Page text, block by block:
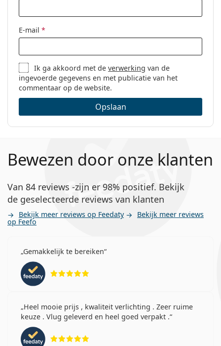
E-mail *
Ik ga akkoord met deverwerking van de
ingevoerde gegevens en met publicatie van het
commentaar op de website.
Opslaan
Bewezen door onze klanten
Van 84 reviews -zijn er 98% positief. Bekijk
de geselecteerde reviews van klanten
Bekijk meer reviews op Feedaty Bekijk meer reviews
op Feefo
Gemakkelijk te bereiken
Heel mooie prijs , kwaliteit verlichting . Zeer ruime
keuze . Vlug geleverd en heel goed verpakt .